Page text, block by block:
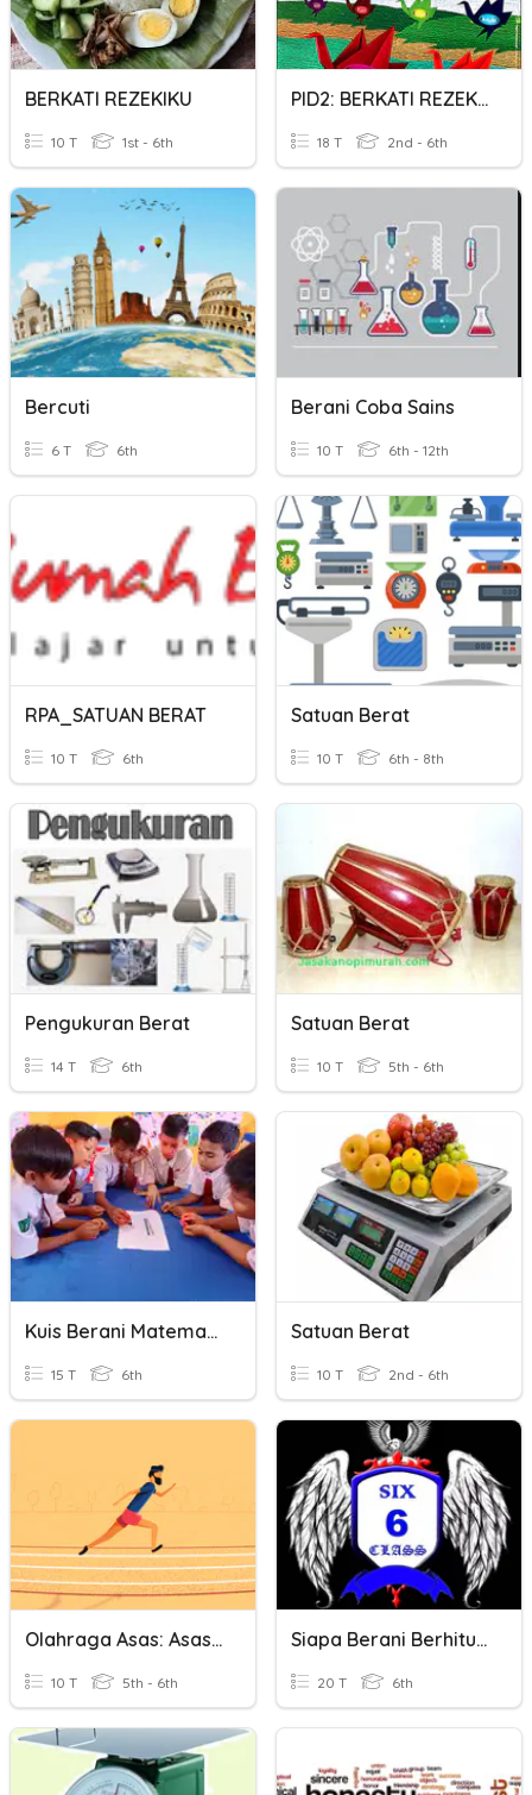
BERKATI REZEKIKU
10 T 1st - 6th
PID2: BERKATI REZEKIKU
18 T 2nd - 6th
Bercuti
6 T 6th
Berani Coba Sains
10 T 6th - 12th
RPA_SATUAN BERAT
10 T 6th
Satuan Berat
10 T 6th - 8th
Pengukuran Berat
14 T 6th
Satuan Berat
10 T 5th - 6th
Kuis Berani Matematika
15 T 6th
Satuan Berat
10 T 2nd - 6th
Olahraga Asas: Asas Berlari
10 T 5th - 6th
Siapa Berani Berhitung
20 T 6th